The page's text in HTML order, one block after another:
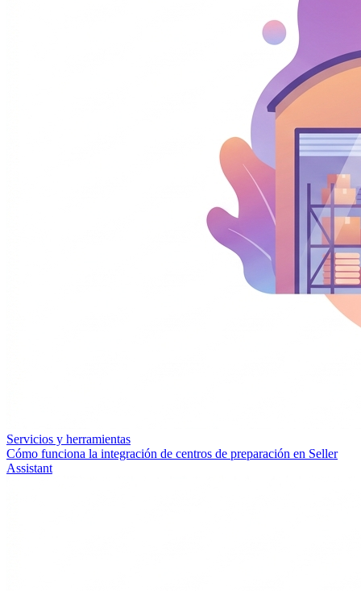
Servicios y herramientas
Cómo funciona la integración de centros de preparación en Seller
Assistant